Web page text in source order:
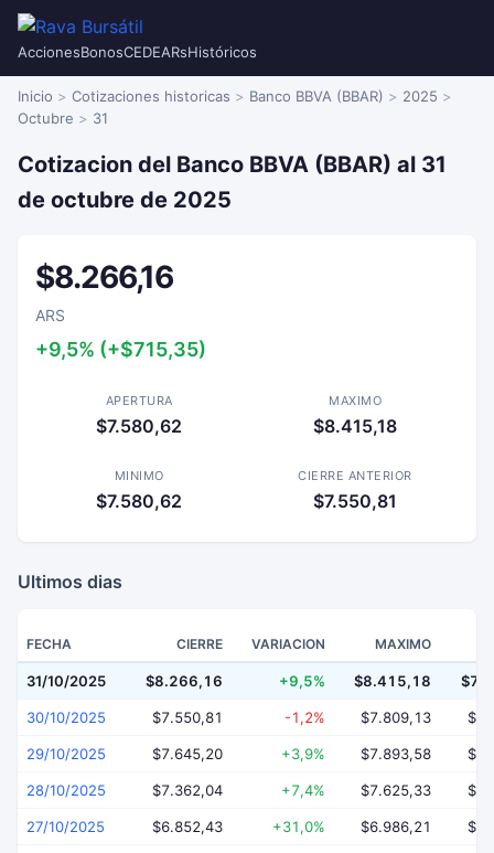
AccionesBonosCEDEARsHistóricos
Inicio Cotizaciones historicas Banco BBVA (BBAR)
2025
Octubre
31
Cotizacion del Banco BBVA (BBAR) al 31
de octubre de 2025
$8.266,16
ARS
+9,5% (+$715,35)
APERTURA
$7.580,62
MAXIMO
$8.415,18
MINIMO
$7.580,62
CIERRE ANTERIOR
$7.550,81
Ultimos dias
FECHA CIERRE VARIACION MAXIMO
31/10/2025 $8.266,16 +9,5% $8.415,18
30/10/2025 $7.550,81 -1,2% $7.809,13
29/10/2025 $7.645,20 +3,9% $7.893,58
28/10/2025 $7.362,04 +7,4% $7.625,33
27/10/2025 $6.852,43 +31,0% $6.986,21